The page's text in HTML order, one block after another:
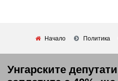
Начало Политика
Унгарските